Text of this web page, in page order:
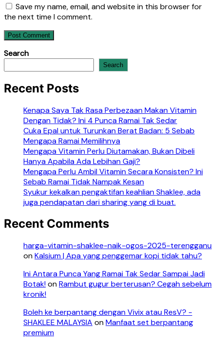
Save my name, email, and website in this browser for
the next time I comment.
Search
Search
Recent Posts
Kenapa Saya Tak Rasa Perbezaan Makan Vitamin
Dengan Tidak? Ini 4 Punca Ramai Tak Sedar
Cuka Epal untuk Turunkan Berat Badan: 5 Sebab
Mengapa Ramai Memilihnya
Mengapa Vitamin Perlu Diutamakan, Bukan Dibeli
Hanya Apabila Ada Lebihan Gaji?
Mengapa Perlu Ambil Vitamin Secara Konsisten? Ini
Sebab Ramai Tidak Nampak Kesan
Syukur kekalkan pengaktifan keahlian Shaklee, ada
juga pendapatan dari sharing yang di buat.
Recent Comments
harga-vitamin-shaklee-naik-ogos-2025-terengganu
onKalsium | Apa yang penggemar kopi tidak tahu?
Ini Antara Punca Yang Ramai Tak Sedar Sampai Jadi
Botak!onRambut gugur berterusan? Cegah sebelum
kronik!
Boleh ke berpantang dengan Vivix atau ResV? -
SHAKLEE MALAYSIA onManfaat set berpantang
premium